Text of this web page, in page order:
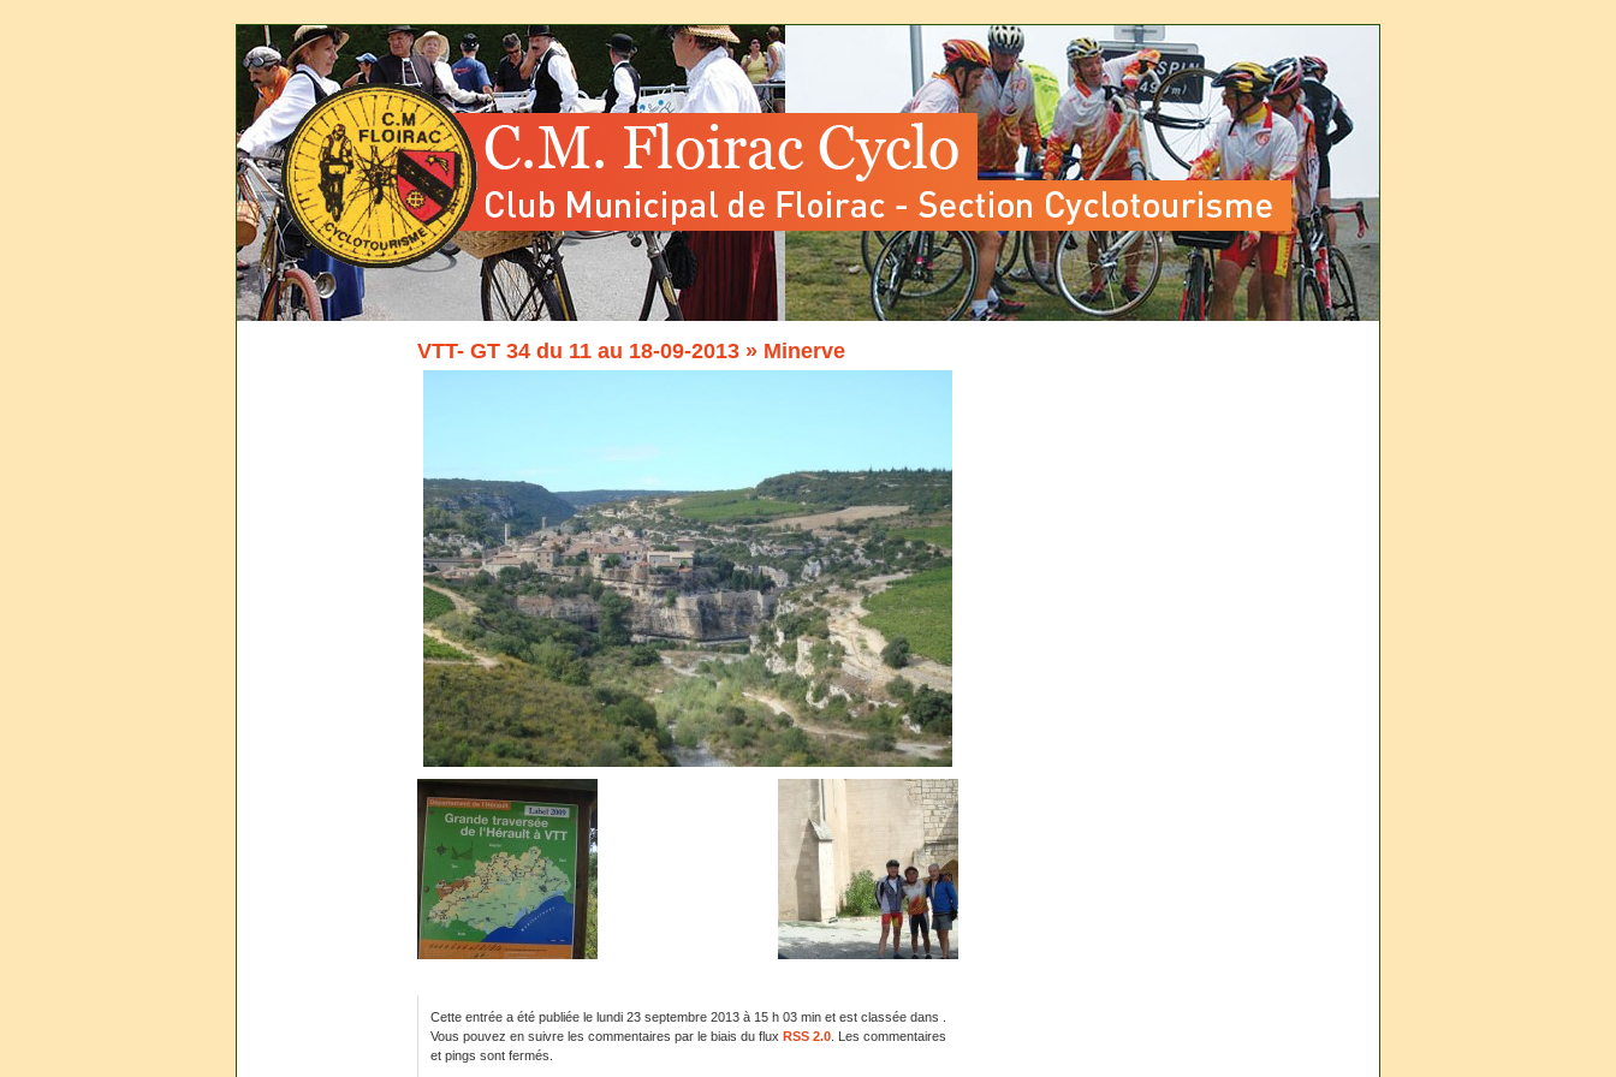
VTT- GT 34 du 11 au 18-09-2013 » Minerve
Cette entrée a été publiée le lundi 23 septembre 2013 à 15 h 03 min et est classée dans .
Vous pouvez en suivre les commentaires par le biais du flux RSS 2.0 . Les commentaires
et pings sont fermés.